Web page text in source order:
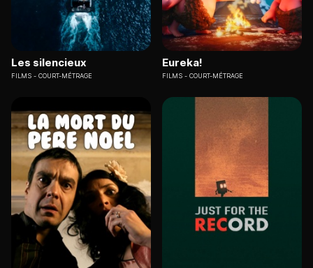
Les silencieux
FILMS COURT-MÉTRAGE
Eureka!
FILMS COURT-MÉTRAGE